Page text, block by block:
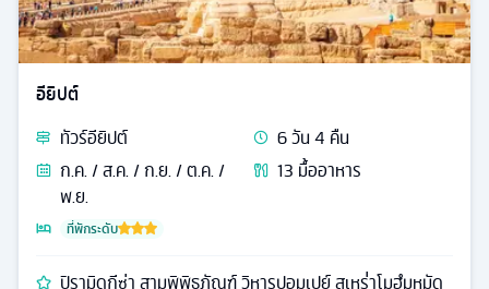
อียิปต์
ทัวร์อียิปต์ 6วัน4 คืน
ก.ค. / ส.ค. / ก.ย. / ต.ค. /
พ.ย.
13 มื้ออาหาร
ที่พักระดับ
ปิรามิดกีซ่า สามพิพิธภัณฑ์ วิหารปอมเปย์ สุเหร่่าโมฮํมหมัด